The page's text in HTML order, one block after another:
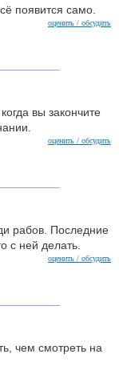
появится само.
оценить / обсудить
вы закончите
оценить / обсудить
рабов. Последние
с ней делать.
оценить / обсудить
чем смотреть на